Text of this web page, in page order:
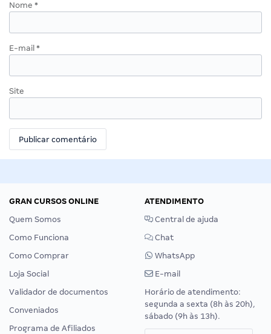
Nome *
E-mail *
Site
GRAN CURSOS ONLINE
Quem Somos
Como Funciona
Como Comprar
Loja Social
Validador de documentos
Conveniados
Programa de Afiliados
ATENDIMENTO
Central de ajuda
Chat
WhatsApp
E-mail
Horário de atendimento:
segunda a sexta (8h às 20h),
sábado (9h às 13h).